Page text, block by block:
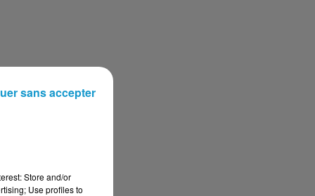
Store and/or
Use profiles to
sans accepter